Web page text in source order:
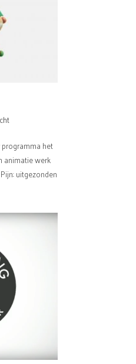
het
animatie werk
uitgezonden